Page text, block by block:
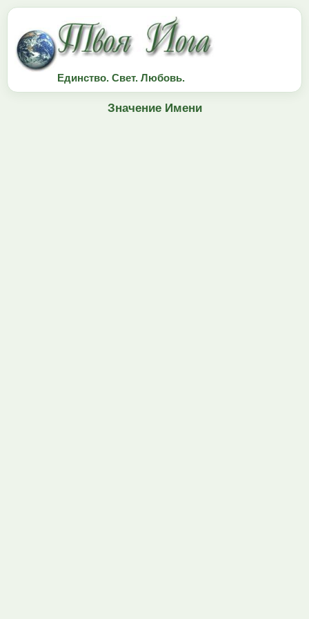
Единство. Свет. Любовь.
Значение Имени